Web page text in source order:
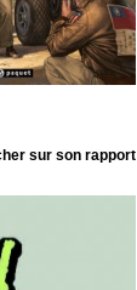
sur son rapport